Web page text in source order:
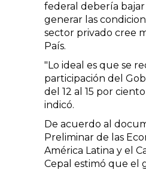
federal debería bajar
generar las
sector privado cree
País.
"Lo ideal es que se
participación del
del 12 al 15 por
indicó.
De acuerdo al
Preliminar de las
América Latina y el
Cepal estimó que el